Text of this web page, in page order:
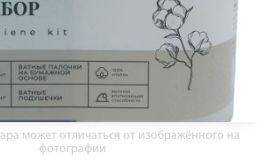
может отличаться от изображённого на
фотографии